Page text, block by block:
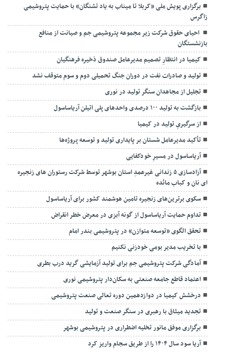
برگزاری پویش ملی «کربلا تا میناب به یاد تشنگان» با حمایت پتروشیمی
زاگرس
احیای حقوق شرکت زیر مجموعه پتروشیمی جم و صیانت از منافع
بازنشستگان
کیمیا در انتظارِ تصمیم مدیرعامل صندوق ذخیره فرهنگیان
تولید و صادرات نفت در دوران جنگ تحمیلی دوم و سوم متوقف نشد
تجلیل از مجاهدان سنگر تولید در نوری
بازگشت به تولید ۱۰۰ درصدی واحدهای پلی اتیلن آریاساسول
از سرگیریِ تولید در کیمیا
تأکید مدیرعامل شستان بر پایداری تولید و توسعه پروژه‌ها
آریاساسول در مسیرِ خودکفایی
آزادسازی ۵ زندانی غیرعمدِ استان بوشهر توسط شرکت رستوران های زنجیره
ای نان و کباب مائده
سکوی برترین‌های زنجیره تامین هوشمند کشور برای آریاساسول
تداوم حمایت آریاساسول از گونه آبزی در معرض خطر انقراض
تحقق الگوی «توسعه متوازن» در پتروشیمی بندر امام
با تخریب مدیر بومی خودزنی نکنیم
آمادگی شرکت پتروشیمی جم برای تولید آزمایشی گرید درب بطری
اعتماد قاطع جامعه صنعتی به سکان‌دار پتروشیمی نوری
درخشش کیمیا در دوازدهمین دوره تعالی صنعت پتروشیمی
تجدید میثاق با رهبری در سنگر صنعت و تولید
برگزاری موفق مانور تخلیه اضطراری در پتروشیمی بوشهر
آریا سود سال ۱۴۰۴ را از طریق سجام واریز کرد